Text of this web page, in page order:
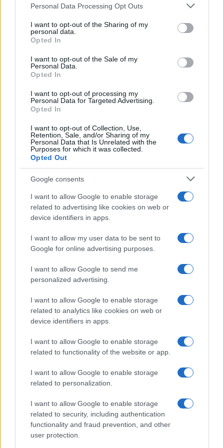
Please note that this website/app uses one or more Google
not limited to your visit or usage behaviour. You may click to
grant or deny consent to Google and its third-party tags to
use your data for below specified purposes in below Google
consent section.
Personal Data Processing Opt Outs
I want to opt-out of the Sharing of my
personal data.
Opted In
I want to opt-out of the Sale of my
Personal Data.
Opted In
I want to opt-out of processing my
Personal Data for Targeted Advertising.
Opted In
I want to opt-out of Collection, Use,
Retention, Sale, and/or Sharing of my
Personal Data that Is Unrelated with the
Purposes for which it was collected.
Opted Out
Google consents
I want to allow Google to enable storage
related to advertising like cookies on web or
device identifiers in apps.
I want to allow my user data to be sent to
Google for online advertising purposes.
I want to allow Google to send me
personalized advertising.
I want to allow Google to enable storage
related to analytics like cookies on web or
device identifiers in apps.
I want to allow Google to enable storage
related to functionality of the website or app.
I want to allow Google to enable storage
related to personalization.
I want to allow Google to enable storage
related to security, including authentication
functionality and fraud prevention, and other
user protection.
ΑΚΟΛΟΥΘΗΣΤΕ ΜΑΣ ΣΤΟ GOOGLE
NEWS ΚΑΝΟΝΤΑΣ ΚΛΙΚ ΕΔΩ
TAGS
ΕΠΙΣΚΕΨΗ ΕΡΝΤΟΓΑΝ ΣΤΗΝ ΑΘΗΝΑ
ΜΟΥΣΟΥΛΜΑΝΙΚΗ ΜΕΙΟΝΟΤΗΤΑ
ΜΟΥΣΟΥΛΜΑΝΙΚΗ ΜΕΙΟΝΟΤΗΤΑ ΘΡΑΚΗΣ
ΤΟΥΡΚΙΚΗ ΠΡΕΣΒΕΙΑ
Ροή Ειδήσεων
08/08/26 - 23:21
«Μυστήριο» με το εμπλουτισμένο ουράνιο του Ιράν:
ειδικοί, αλλά όχι καταστροφή
ΔΙΕΘΝΗ
Η αμερικανική Γερουσία ενέκρινε κυρώσεις-μαμούθ κατά
της Ρωσίας: Δασμοί έως 100% στις χώρες που
αγοράζουν ρωσικό πετρέλαιο και φυσικό αέριο
08/08/26 - 23:10
Επίσκεψη-αστραπή του διοικητή της CENTCOM στο
ΠΟΛΙΤΙΣΜΟΣ
08/08/26 - 23:02
Νέα ευρήματα αλλάζουν τα δεδομένα για τη Μινωική
Έκρηξη στη Σαντορίνη: Έναν αιώνα αργότερα η
ΟΙΚΟΛΟΓΙΑ